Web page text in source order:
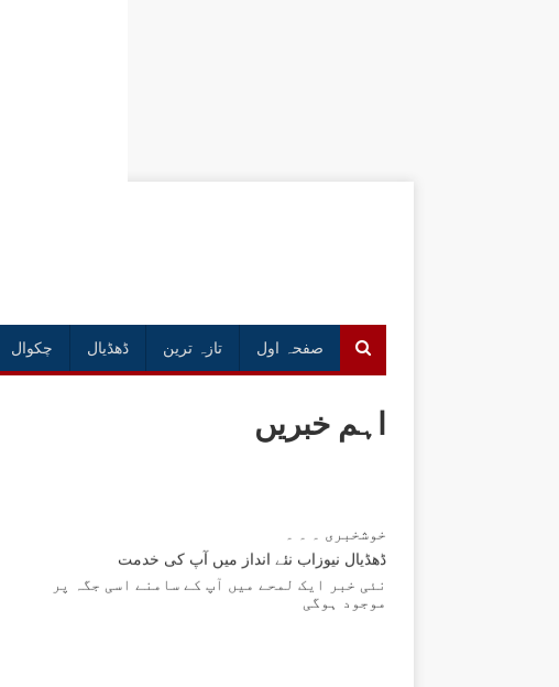
صفحہ اول تازہ ترین ڈھڈیال چکوال
اہم خبریں
ڈھڈیال نیوزاب نئے انداز میں آپ کی خدمت
نئی خبر ایک لمحے میں آپ کے سامنے اسی جگہ پر
موجود ہوگی